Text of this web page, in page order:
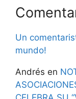
Un
mundo!
Andrés en